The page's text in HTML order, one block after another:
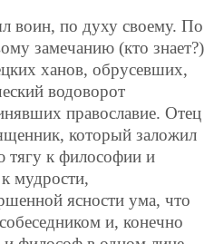
по духу своему. По
замечанию (кто знает?)
ханов, обрусевших,
водоворот
православие. Отец
который заложил
к философии и
мудрости,
ясности ума, что
и, конечно